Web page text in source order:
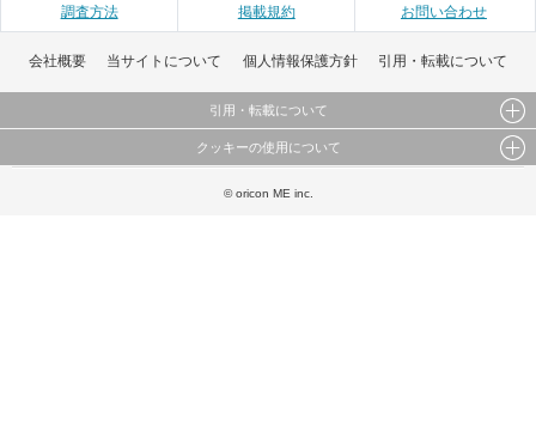
調査方法 掲載規約 お問い合わせ
会社概要 当サイトについて 個人情報保護方針 引用・転載について
引用・転載について
当サイトで公開されている情報（文字、写真、イラスト、画像データ等）及びこれらの配置・
これらの情報を権利者の許可なく無断転載・複製などの二次利用を行うことは固く禁じており
クッキーの使用について
このサイトでは Cookie を使用して、ユーザーに合わせたコンテンツや広告の表示、ソーシャル
© oricon ME inc.